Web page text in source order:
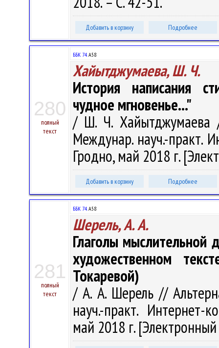
Добавить в корзину Подробнее
280
полный
текст
ББК 74.А58
Хайытджумаева, Ш. Ч.
История написания
чудное мгновенье..."
/ Ш. Ч. Хайытджумаева
Междунар. науч.-практ.
Гродно, май 2018 г.
Добавить в корзину Подробнее
281
полный
текст
ББК 74.А58
Шерель, А. А.
Глаголы мыслительной
художественном
Токаревой)
/ А. А. Шерель //
науч.-практ. Интернет-
май 2018 г.